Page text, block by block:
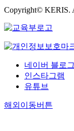
Copyright© KERIS.
네이버 블로그
인스타그램
유튜브
해외이동버튼